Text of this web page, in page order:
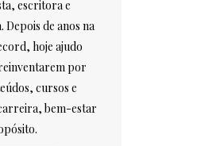
escritora e
de anos na
hoje ajudo
por
cursos e
bem-estar